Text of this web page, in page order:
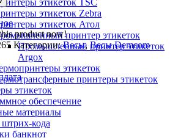
этикеток TSC
этикеток Zebra
этикеток Атол
принтер этикеток
Промышленный принтер этикеток
Argox
этикеток
принтеры этикеток
этикеток
обеспечение
материалы
кода
банкнот
product now!
Категории: Весы, Весы Demcom